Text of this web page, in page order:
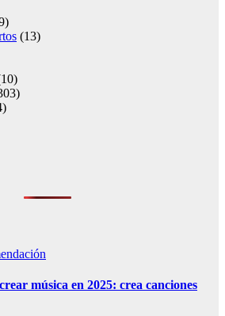
(13)
música en 2025: crea canciones